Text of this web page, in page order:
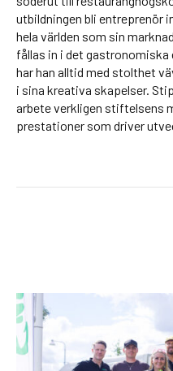
utbildningen bli entreprenör
hela världen som sin
fållas in i det
har han alltid med stolthet
i sina kreativa skapelser.
arbete verkligen stiftelsens
prestationer som driver